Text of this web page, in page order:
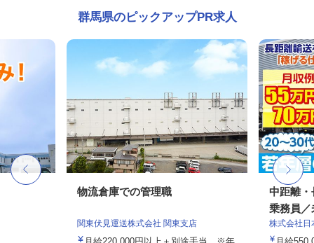
群馬県のピックアップPR求人
物流倉庫での管理職
関東伏見運送株式会社 関東支店
中距離・
乗務員／
株式会社日